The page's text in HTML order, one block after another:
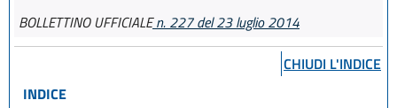
BOLLETTINO UFFICIALEn. 227 del 23 luglio 2014
CHIUDI L'INDICE
INDICE